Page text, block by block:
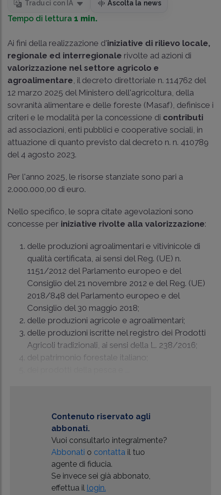
Traduci con IA Ascolta la news
Tempo di lettura 1 min.
Ai fini della realizzazione d'iniziative di rilievo locale,
regionale ed interregionale rivolte ad azioni di
valorizzazione nel settore agricolo e
agroalimentare, il decreto direttoriale n. 114762 del
12 marzo 2025 del Ministero dell'agricoltura, della
sovranità alimentare e delle foreste (Masaf), definisce i
criteri e le modalità per la concessione di contributi
ad associazioni, enti pubblici e cooperative sociali, in
attuazione di quanto previsto dal decreto n. n. 410789
del 4 agosto 2023.
Per l'anno 2025, le risorse stanziate sono pari a
2.000.000,00 di euro.
Nello specifico, le sopra citate agevolazioni sono
concesse per iniziative rivolte alla valorizzazione:
delle produzioni agroalimentari e vitivinicole di
qualità certificata, ai sensi del Reg. (UE) n.
1151/2012 del Parlamento europeo e del
Consiglio del 21 novembre 2012 e del Reg. (UE)
2018/848 del Parlamento europeo e del
Consiglio del 30 maggio 2018;
delle produzioni agricole e agroalimentari;
delle produzioni iscritte nel registro dei Prodotti
Agricoli tradizionali, ai sensi della L. 238/2016;
del patrimonio forestale italiano;
Contenuto riservato agli
abbonati.
Vuoi consultarlo integralmente?
Abbonati o contattail tuo
agente di fiducia.
Se invece sei già abbonato,
effettua il login.